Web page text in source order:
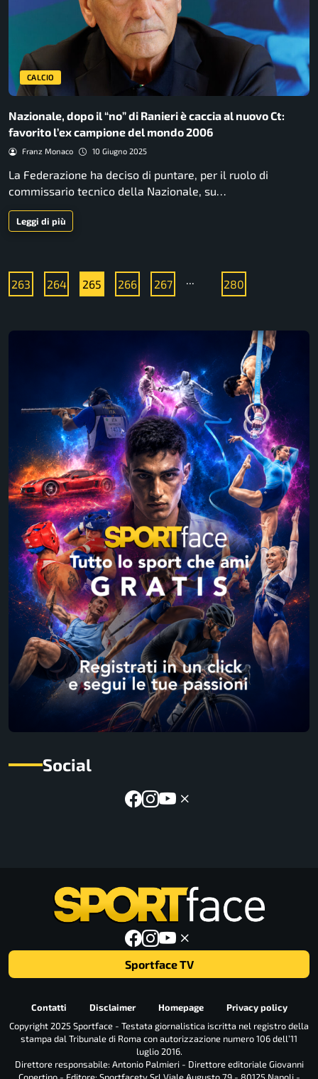
CALCIO
Nazionale, dopo il “no” di Ranieri è caccia al nuovo Ct:
favorito l’ex campione del mondo 2006
Franz Monaco 10 Giugno 2025
La Federazione ha deciso di puntare, per il ruolo di
commissario tecnico della Nazionale, su…
Leggi di più
263 264 265 266 267 ... 280
Social
Sportface TV
Contatti Disclaimer Homepage
Privacy policy
Copyright 2025 Sportface - Testata giornalistica iscritta nel registro della
stampa dal Tribunale di Roma con autorizzazione numero 106 dell’11
luglio 2016.
Direttore responsabile: Antonio Palmieri - Direttore editoriale Giovanni